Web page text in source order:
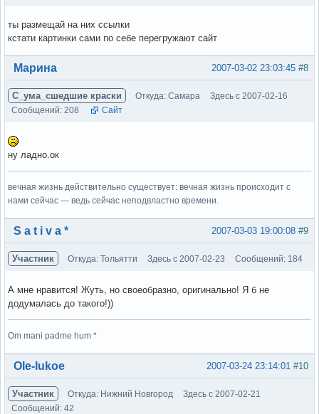
ты размещай на них ссылки
кстати картинки сами по себе перегружают сайт
Вне форума #8
2007-03-02 23:03:45
Марина
С_ума_сшедшие краски Откуда: Самара
Здесь с 2007-02-16
Сообщений: 208
Сайт
ну ладно.ок
вечная жизнь действительно существует: вечная жизнь происходит с
нами сейчас — ведь сейчас неподвластно времени.
Вне форума #9
2007-03-03 19:00:08
S a t i v a *
Участник Откуда: Тольятти Здесь с 2007-02-23 Сообщений: 184
А мне нравится! Жуть, но своеобразно, оригинально! Я б не
додумалась до такого!))
Om mani padme hum *
Вне форума #10
2007-03-24 23:14:01
Ole-lukoe
Участник Откуда: Нижний Новгород
Здесь с 2007-02-21
Сообщений: 42